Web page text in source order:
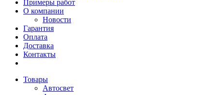
Примеры работ
О компании
Новости
Гарантия
Оплата
Доставка
Контакты
Товары
Автосвет